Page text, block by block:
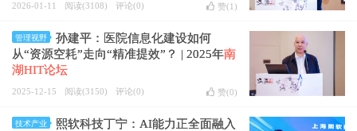
2026-01-11 阅读(3108) 评论(0) 赞(1 )
管理视野
孙建平：医院信息化建设如何
从“资源空耗”走向“精准提效”？ | 2025年南
湖HIT论坛
2025-12-15 阅读(3150) 评论(0) 赞(0)
技术产业
熙软科技丁宁：AI能力正全面融入